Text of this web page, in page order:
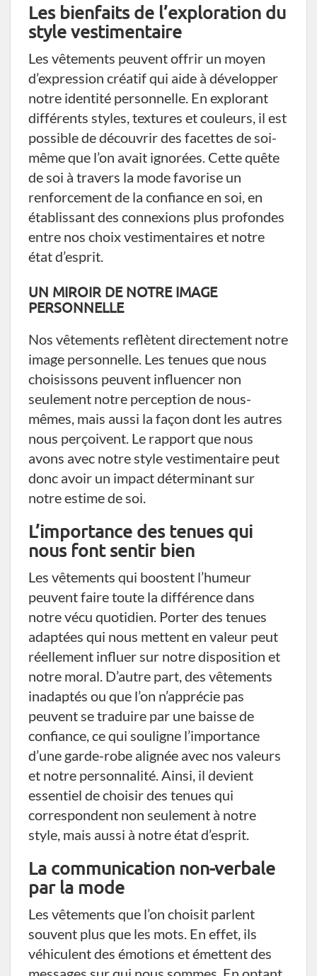
Les bienfaits de l’exploration du
style vestimentaire
Les vêtements peuvent offrir un moyen
d’expression créatif qui aide à développer
notre identité personnelle. En explorant
différents styles, textures et couleurs, il est
possible de découvrir des facettes de soi-
même que l’on avait ignorées. Cette quête
de soi à travers la mode favorise un
renforcement de la confiance en soi, en
établissant des connexions plus profondes
entre nos choix vestimentaires et notre
état d’esprit.
UN MIROIR DE NOTRE IMAGE
PERSONNELLE
Nos vêtements reflètent directement notre
image personnelle. Les tenues que nous
choisissons peuvent influencer non
seulement notre perception de nous-
mêmes, mais aussi la façon dont les autres
nous perçoivent. Le rapport que nous
avons avec notre style vestimentaire peut
donc avoir un impact déterminant sur
notre estime de soi.
L’importance des tenues qui
nous font sentir bien
Les vêtements qui boostent l’humeur
peuvent faire toute la différence dans
notre vécu quotidien. Porter des tenues
adaptées qui nous mettent en valeur peut
réellement influer sur notre disposition et
notre moral. D’autre part, des vêtements
inadaptés ou que l’on n’apprécie pas
peuvent se traduire par une baisse de
confiance, ce qui souligne l’importance
d’une garde-robe alignée avec nos valeurs
et notre personnalité. Ainsi, il devient
essentiel de choisir des tenues qui
correspondent non seulement à notre
style, mais aussi à notre état d’esprit.
La communication non-verbale
par la mode
Les vêtements que l’on choisit parlent
souvent plus que les mots. En effet, ils
véhiculent des émotions et émettent des